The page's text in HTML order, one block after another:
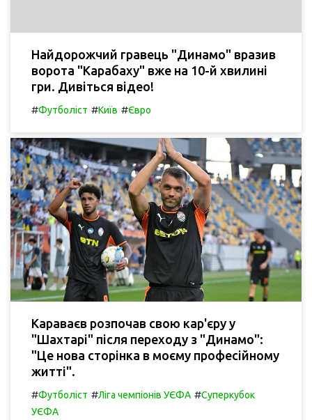
Найдорожчий гравець "Динамо" вразив
ворота "Карабаху" вже на 10-й хвилині
гри. Дивіться відео!
#Футболіст #Київ #Євро
Караваєв розпочав свою кар'єру у
"Шахтарі" після переходу з "Динамо":
"Це нова сторінка в моєму професійному
житті".
#Футболіст #Ліга чемпіонів УЄФА #Суперкубок
УЄФА